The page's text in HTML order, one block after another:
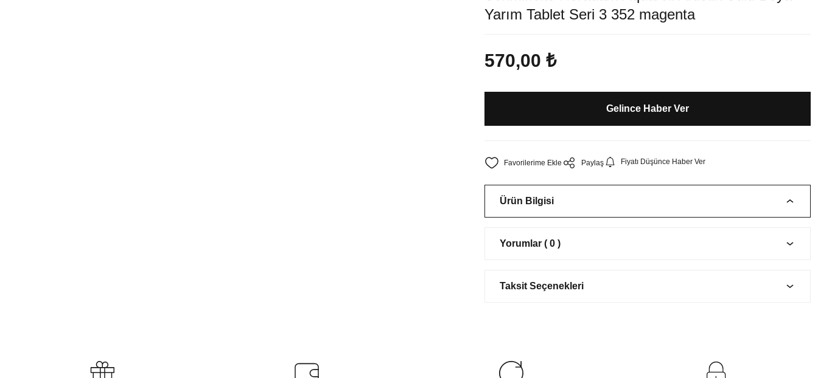
Yarım Tablet Seri 3 352 magenta
570,00 ₺
Gelince Haber Ver
Paylaş Fiyatı Düşünce Haber Ver
Ürün Bilgisi
Yorumlar ( 0 )
Taksit Seçenekleri